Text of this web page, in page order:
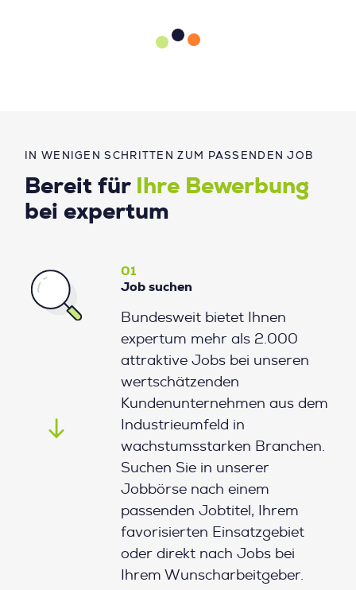
IN WENIGEN SCHRITTEN ZUM PASSENDEN JOB
Bereit für
Ihre Bewerbung
bei expertum
01
Job suchen
Bundesweit bietet Ihnen
expertum mehr als 2.000
attraktive Jobs bei unseren
wertschätzenden
Kundenunternehmen aus dem
Industrieumfeld in
wachstumsstarken Branchen.
Suchen Sie in unserer
Jobbörse nach einem
passenden Jobtitel, Ihrem
favorisierten Einsatzgebiet
oder direkt nach Jobs bei
Ihrem Wunscharbeitgeber.